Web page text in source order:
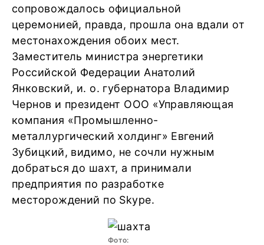
сопровождалось официальной
церемонией, правда, прошла она вдали от
местонахождения обоих мест.
Заместитель министра энергетики
Российской Федерации Анатолий
Янковский, и. о. губернатора Владимир
Чернов и президент ООО «Управляющая
компания «Промышленно-
металлургический холдинг» Евгений
Зубицкий, видимо, не сочли нужным
добраться до шахт, а принимали
предприятия по разработке
месторождений по Skype.
Фото: